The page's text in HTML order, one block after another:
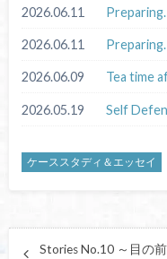
2026.06.11
2026.06.11
2026.06.09 Tea time
2026.05.19 Self
ケーススタディ＆エッセイ
Stories No.10 ～目の